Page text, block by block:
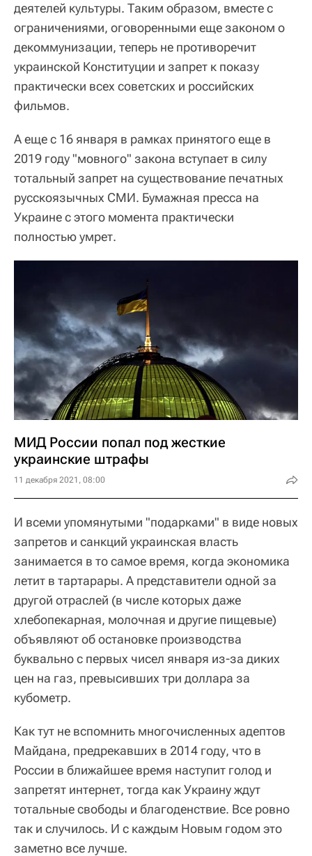
деятелей культуры. Таким образом, вместе с
ограничениями, оговоренными еще законом о
декоммунизации, теперь не противоречит
украинской Конституции и запрет к показу
практически всех советских и российских
фильмов.
А еще с 16 января в рамках принятого еще в
2019 году "мовного" закона вступает в силу
тотальный запрет на существование печатных
русскоязычных СМИ. Бумажная пресса на
Украине с этого момента практически
полностью умрет.
МИД России попал под жесткие
украинские штрафы
11 декабря 2021, 08:00
И всеми упомянутыми "подарками" в виде новых
запретов и санкций украинская власть
занимается в то самое время, когда экономика
летит в тартарары. А представители одной за
другой отраслей (в числе которых даже
хлебопекарная, молочная и другие пищевые)
объявляют об остановке производства
буквально с первых чисел января из-за диких
цен на газ, превысивших три доллара за
кубометр.
Как тут не вспомнить многочисленных адептов
Майдана, предрекавших в 2014 году, что в
России в ближайшее время наступит голод и
запретят интернет, тогда как Украину ждут
тотальные свободы и благоденствие. Все ровно
так и случилось. И с каждым Новым годом это
заметно все лучше.